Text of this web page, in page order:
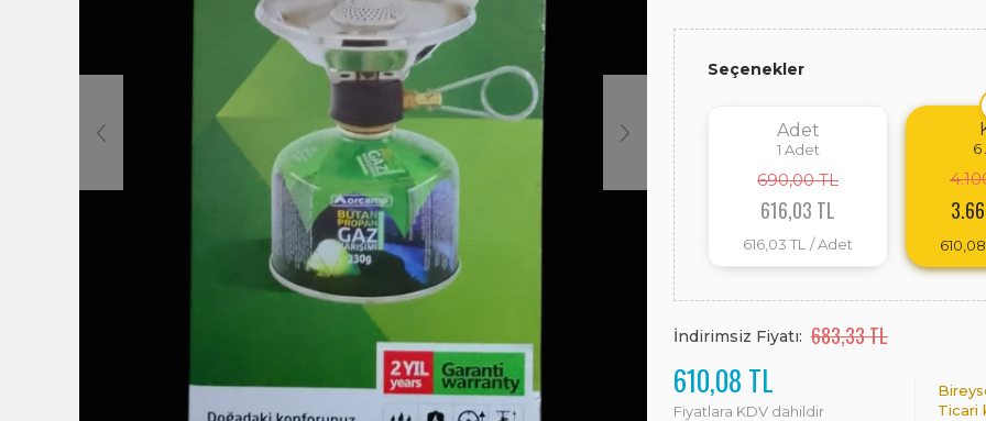
Seçenekler
Adet
1 Adet
690,00 TL
616,03 TL
616,03 TL / Adet
6
İndirimsiz Fiyatı: 683,33 TL
610,08 TL
Fiyatlara KDV dahildir
Ticari